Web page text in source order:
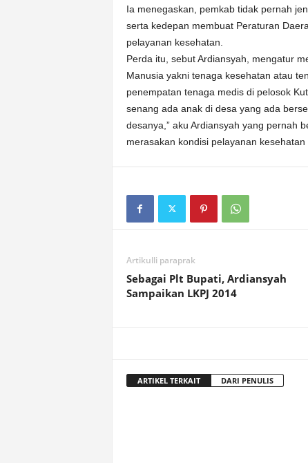
Ia menegaskan, pemkab tidak pernah
serta kedepan membuat Peraturan
pelayanan kesehatan.
Perda itu, sebut Ardiansyah, mengatur
Manusia yakni tenaga kesehatan atau
penempatan tenaga medis di pelosok
senang ada anak di desa yang ada
desanya,” aku Ardiansyah yang pernah
merasakan kondisi pelayanan kesehatan
Artikulli paraprak
Sebagai Plt Bupati, Ardiansyah
Sampaikan LKPJ 2014
ARTIKEL TERKAIT DARI PENULIS